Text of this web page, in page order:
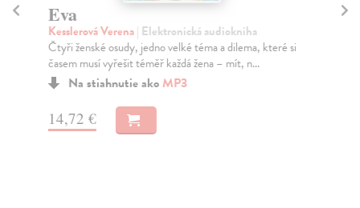
Eva
Kesslerová Verena| Elektronická audiokniha
Čtyři ženské osudy, jedno velké téma a dilema, které si
časem musí vyřešit téměř každá žena – mít, n...
Na stiahnutie akoMP3
14,72 €